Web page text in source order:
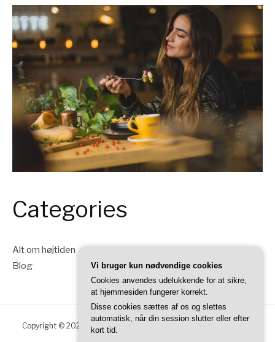
Categories
Alt om højtiden
Blog
Copyright © 2026 Thanksgiving DK. Alle rettigheder forbeholdes.
Vi bruger kun nødvendige cookies
Cookies anvendes udelukkende for at sikre,
at hjemmesiden fungerer korrekt.
Disse cookies sættes af os og slettes
automatisk, når din session slutter eller efter
kort tid.